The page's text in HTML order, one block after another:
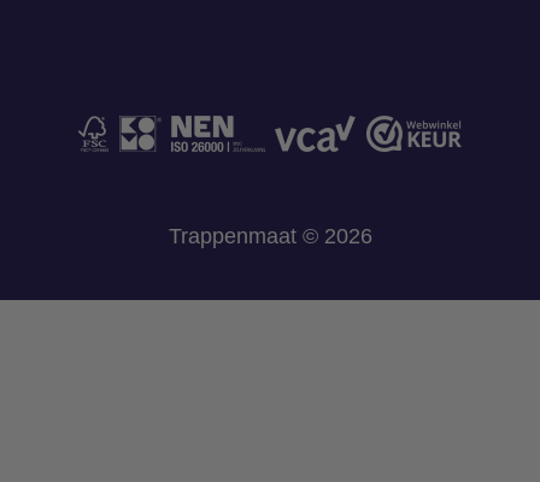
Trappenmaat © 2026